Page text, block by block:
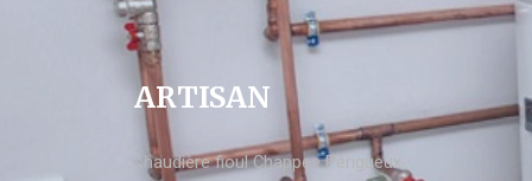
ARTISAN
chaudière fioul Chappee Périgueux